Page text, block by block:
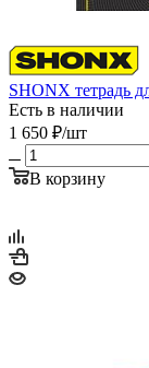
SHONX тетрадь
Есть в наличии
1 650 ₽/шт
В корзину